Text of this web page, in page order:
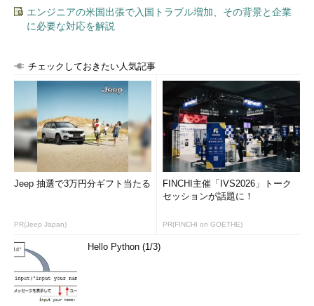
エンジニアの米国出張で入国トラブル増加、その背景と企業
に必要な対応を解説
チェックしておきたい人気記事
Jeep 抽選で3万円分ギフト当たる
PR(Jeep Japan)
FINCHI主催「IVS2026」トーク
セッションが話題に！
PR(FINCHI on GOETHE)
Hello Python (1/3)